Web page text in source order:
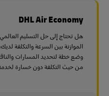
DHL Air Economy
هل تحتاج إلى حل التسليم العالمي
الموازنة بين السرعة والتكلفة
وضع خطة لتحديد المسارات
من حيث التكلفة دون خسارة